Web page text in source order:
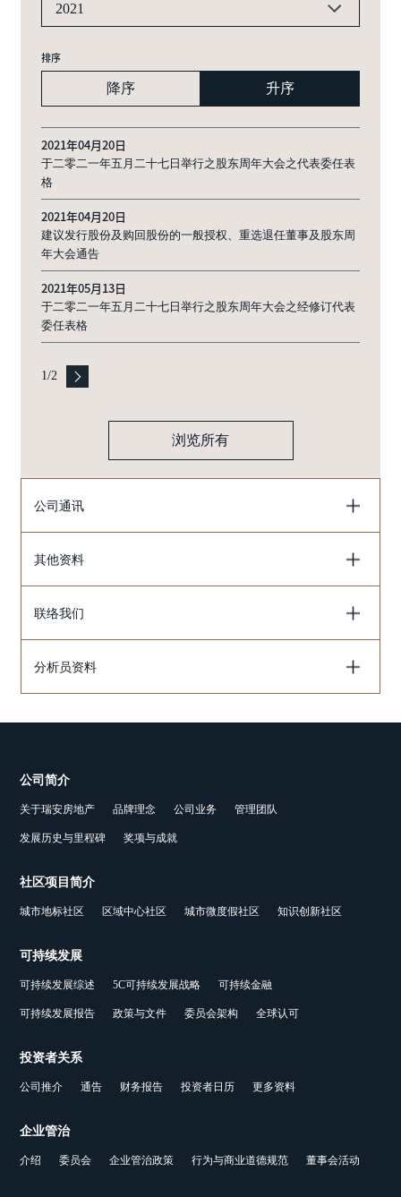
2021
排序
降序 升序
2021年04月20日
于二零二一年五月二十七日举行之股东周年大会之代表委任表
格
2021年04月20日
建议发行股份及购回股份的一般授权、重选退任董事及股东周
年大会通告
2021年05月13日
于二零二一年五月二十七日举行之股东周年大会之经修订代表
委任表格
1/2
浏览所有
公司通讯
其他资料
联络我们
分析员资料
公司简介
关于瑞安房地产 品牌理念 公司业务 管理团队
发展历史与里程碑 奖项与成就
社区项目简介
城市地标社区 区域中心社区 城市微度假社区 知识创新社区
可持续发展
可持续发展综述 5C可持续发展战略 可持续金融
可持续发展报告 政策与文件 委员会架构 全球认可
投资者关系
公司推介 通告 财务报告 投资者日历 更多资料
企业管治
介绍 委员会 企业管治政策 行为与商业道德规范 董事会活动